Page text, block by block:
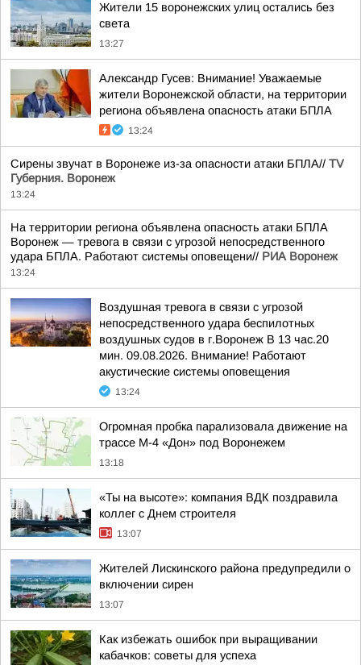
Жители 15 воронежских улиц остались без
света
13:27
Александр Гусев: Внимание! Уважаемые
жители Воронежской области, на территории
региона объявлена опасность атаки БПЛА
13:24
Сирены звучат в Воронеже из-за опасности атаки БПЛА// TV
Губерния. Воронеж
13:24
На территории региона объявлена опасность атаки БПЛА
Воронеж — тревога в связи с угрозой непосредственного
удара БПЛА. Работают системы оповещени// РИА Воронеж
13:24
Воздушная тревога в связи с угрозой
непосредственного удара беспилотных
воздушных судов в г.Воронеж В 13 час.20
мин. 09.08.2026. Внимание! Работают
акустические системы оповещения
13:24
Огромная пробка парализовала движение на
трассе М-4 «Дон» под Воронежем
13:18
«Ты на высоте»: компания ВДК поздравила
коллег с Днем строителя
13:07
Жителей Лискинского района предупредили о
включении сирен
13:07
Как избежать ошибок при выращивании
кабачков: советы для успеха